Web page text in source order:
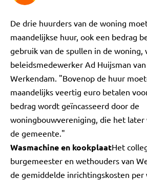
De drie huurders van de woning
maandelijkse huur, ook een bedrag
gebruik van de spullen in de woning,
beleidsmedewerker Ad Huijsman
Werkendam. "Bovenop de huur
maandelijks veertig euro betalen
bedrag wordt geïncasseerd door de
woningbouwvereniging, die het later
de gemeente."
Wasmachine en kookplaatHet
burgemeester en wethouders van
de gemiddelde inrichtingskosten per